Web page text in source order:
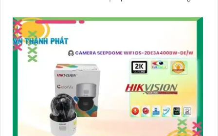
điều kiện môi trường.